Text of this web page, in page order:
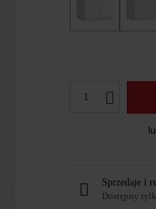
1
Sprzedaje i
Dostępny